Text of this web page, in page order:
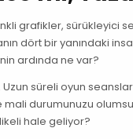
grafikler, sürükleyici
dört bir yanındaki
ardında ne var?
süreli oyun
durumunuzu
hale geliyor?